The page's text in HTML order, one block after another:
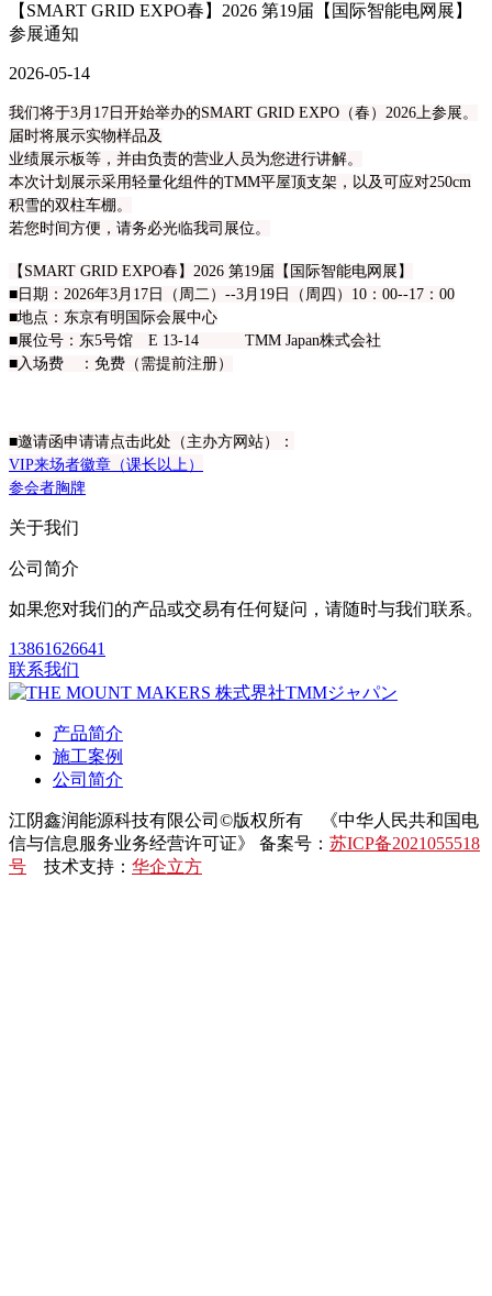
【SMART GRID EXPO春】2026 第19届【国际智能电网展】
参展通知
2026-05-14
我们将于3月17日开始举办的SMART GRID EXPO（春）2026上参展。
届时将展示实物样品及
业绩展示板等，并由负责的营业人员为您进行讲解。
本次计划展示采用轻量化组件的TMM平屋顶支架，以及可应对250cm
积雪的双柱车棚。
若您时间方便，请务必光临我司展位。
【SMART GRID EXPO春】2026 第19届【国际智能电网展】
■日期：2026年3月17日（周二）--3月19日（周四）10：00--17：00
■地点：东京有明国际会展中心
■展位号：东5号馆 E 13-14 TMM Japan株式会社
■入场费 ：免费（需提前注册）
■邀请函申请请点击此处（主办方网站）：
VIP来场者徽章（课长以上）
参会者胸牌
关于我们
公司简介
如果您对我们的产品或交易有任何疑问，请随时与我们联系。
13861626641
联系我们
产品简介
施工案例
公司简介
江阴鑫润能源科技有限公司©版权所有 《中华人民共和国电
信与信息服务业务经营许可证》 备案号： 苏ICP备2021055518
号 技术支持： 华企立方